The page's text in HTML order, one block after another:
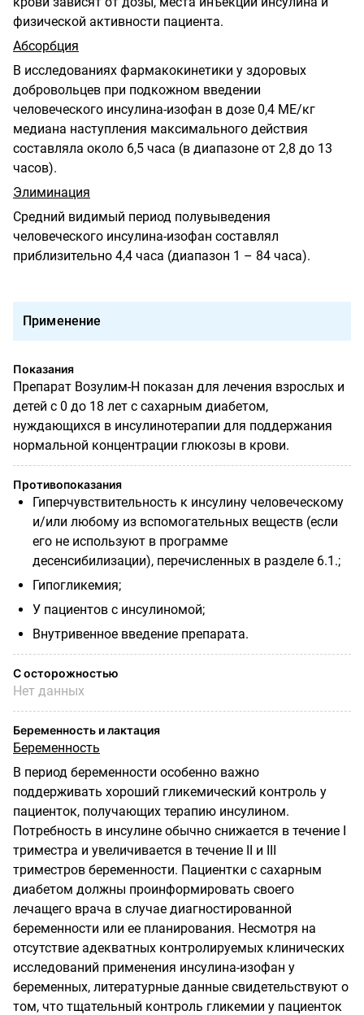
физической активности пациента.
Абсорбция
В исследованиях фармакокинетики у здоровых
добровольцев при подкожном введении
человеческого инсулина-изофан в дозе 0,4 МЕ/кг
медиана наступления максимального действия
составляла около 6,5 часа (в диапазоне от 2,8 до 13
часов).
Элиминация
Средний видимый период полувыведения
человеческого инсулина-изофан составлял
приблизительно 4,4 часа (диапазон 1 – 84 часа).
Применение
Показания
Препарат Возулим-Н показан для лечения взрослых и
детей с 0 до 18 лет с сахарным диабетом,
нуждающихся в инсулинотерапии для поддержания
нормальной концентрации глюкозы в крови.
Противопоказания
Гиперчувствительность к инсулину человеческому
и/или любому из вспомогательных веществ (если
его не используют в программе
десенсибилизации), перечисленных в разделе 6.1.;
Гипогликемия;
У пациентов с инсулиномой;
Внутривенное введение препарата.
С осторожностью
Нет данных
Беременность и лактация
Беременность
В период беременности особенно важно
поддерживать хороший гликемический контроль у
пациенток, получающих терапию инсулином.
Потребность в инсулине обычно снижается в течение I
триместра и увеличивается в течение II и III
триместров беременности. Пациентки с сахарным
диабетом должны проинформировать своего
лечащего врача в случае диагностированной
беременности или ее планирования. Несмотря на
отсутствие адекватных контролируемых клинических
исследований применения инсулина-изофан у
беременных, литературные данные свидетельствуют о
том, что тщательный контроль гликемии у пациенток